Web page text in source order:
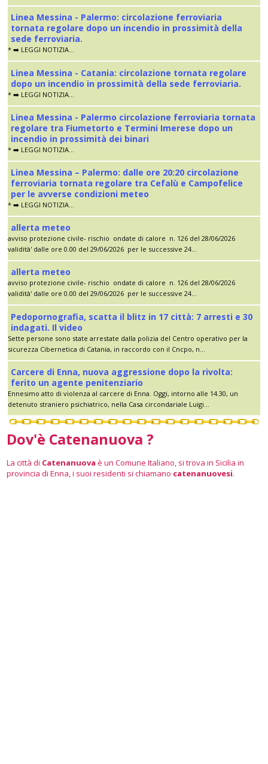
Linea Messina - Palermo: circolazione ferroviaria
tornata regolare dopo un incendio in prossimità della
sede ferroviaria.
* ➡️ LEGGI NOTIZIA...
Linea Messina - Catania: circolazione tornata regolare
dopo un incendio in prossimità della sede ferroviaria.
* ➡️ LEGGI NOTIZIA...
Linea Messina - Palermo circolazione ferroviaria tornata
regolare tra Fiumetorto e Termini Imerese dopo un
incendio in prossimità dei binari
* ➡️ LEGGI NOTIZIA...
Linea Messina – Palermo: dalle ore 20:20 circolazione
ferroviaria tornata regolare tra Cefalù e Campofelice
per le avverse condizioni meteo
* ➡️ LEGGI NOTIZIA...
allerta meteo
avviso protezione civile- rischio ondate di calore n. 126 del 28/06/2026
validità' dalle ore 0.00 del 29/06/2026 per le successive 24...
allerta meteo
avviso protezione civile- rischio ondate di calore n. 126 del 28/06/2026
validità' dalle ore 0.00 del 29/06/2026 per le successive 24...
Pedopornografia, scatta il blitz in 17 città: 7 arresti e 30
indagati. Il video
Sette persone sono state arrestate dalla polizia del Centro operativo per la
sicurezza Cibernetica di Catania, in raccordo con il Cncpo, n...
Carcere di Enna, nuova aggressione dopo la rivolta:
ferito un agente penitenziario
Ennesimo atto di violenza al carcere di Enna. Oggi, intorno alle 14.30, un
detenuto straniero psichiatrico, nella Casa circondariale Luigi...
Dov'è Catenanuova ?
La città di Catenanuova è un Comune Italiano, si trova in Sicilia in
provincia di Enna, i suoi residenti si chiamano catenanuovesi.